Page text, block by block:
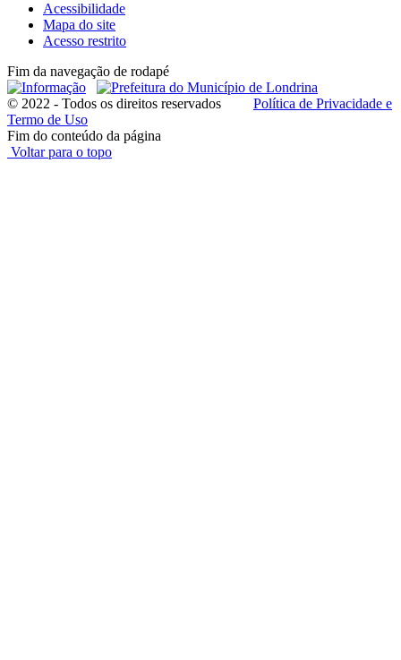
Acessibilidade
Mapa do site
Acesso restrito
Fim da navegação de rodapé
© 2022 - Todos os direitos reservados Política de Privacidade e
Termo de Uso
Fim do conteúdo da página
Voltar para o topo